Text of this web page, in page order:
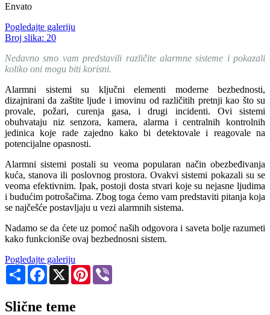
Envato
Pogledajte galeriju
Broj slika: 20
Nedavno smo vam predstavili različite alarmne sisteme i pokazali
koliko oni mogu biti korisni.
Alarmni sistemi su ključni elementi moderne bezbednosti,
dizajnirani da zaštite ljude i imovinu od različitih pretnji kao što su
provale, požari, curenja gasa, i drugi incidenti. Ovi sistemi
obuhvataju niz senzora, kamera, alarma i centralnih kontrolnih
jedinica koje rade zajedno kako bi detektovale i reagovale na
potencijalne opasnosti.
Alarmni sistemi postali su veoma popularan način obezbeđivanja
kuća, stanova ili poslovnog prostora. Ovakvi sistemi pokazali su se
veoma efektivnim. Ipak, postoji dosta stvari koje su nejasne ljudima
i budućim potrošačima. Zbog toga ćemo vam predstaviti pitanja koja
se najčešće postavljaju u vezi alarmnih sistema.
Nadamo se da ćete uz pomoć naših odgovora i saveta bolje razumeti
kako funkcioniše ovaj bezbednosni sistem.
Pogledajte galeriju
Share Facebook
X Pinterest
Slične teme